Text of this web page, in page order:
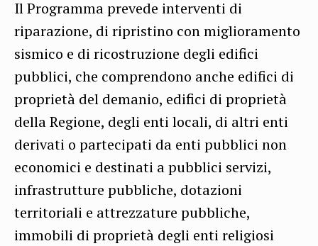
Il Programma prevede interventi di
riparazione, di ripristino con miglioramento
sismico e di ricostruzione degli edifici
pubblici, che comprendono anche edifici di
proprietà del demanio, edifici di proprietà
della Regione, degli enti locali, di altri enti
derivati o partecipati da enti pubblici non
economici e destinati a pubblici servizi,
infrastrutture pubbliche, dotazioni
territoriali e attrezzature pubbliche,
immobili di proprietà degli enti religiosi